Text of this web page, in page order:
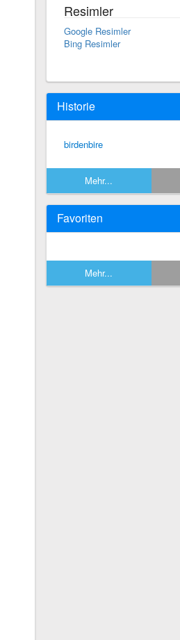
Resimler
Google Resimler
Bing Resimler
Historie
birdenbire
Mehr...
Favoriten
Mehr...